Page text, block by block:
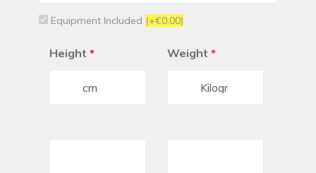
Equipment Included (+€0.00)
Height * Weight *